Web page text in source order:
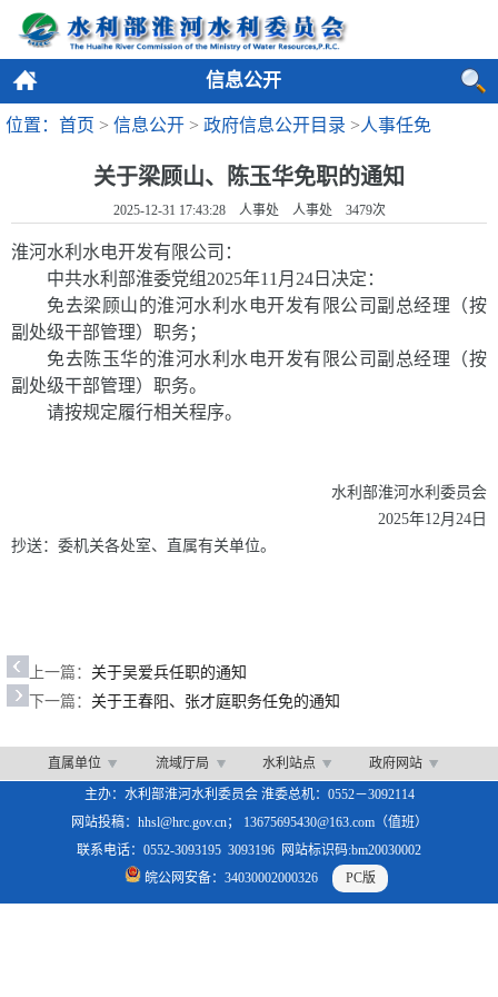
信息公开
位置：首页 > 信息公开 > 政府信息公开目录 >人事任免
关于梁顾山、陈玉华免职的通知
2025-12-31 17:43:28 人事处 人事处 3479次
淮河水利水电开发有限公司 ：
中共水利部淮委党组 2025年11 月 24 日决定：
免去梁顾山的淮河水利水电开发有限公司副总经理（按
副处级干部管理）职务；
免去陈玉华的淮河水利水电开发有限公司副总经理（按
副处级干部管理）职务。
请按规定履行相关程序。
水利部淮河水利委员会
2025年12月 24 日
抄送： 委机关各处室、直属有关单位。
上一篇： 关于吴爱兵任职的通知
下一篇： 关于王春阳、张才庭职务任免的通知
直属单位 流域厅局 水利站点
政府网站
主办：水利部淮河水利委员会 淮委总机：0552－3092114
网站投稿：hhsl@hrc.gov.cn； 13675695430@163.com（值班）
联系电话：0552-3093195 3093196 网站标识码:bm20030002
皖公网安备：34030002000326
PC版